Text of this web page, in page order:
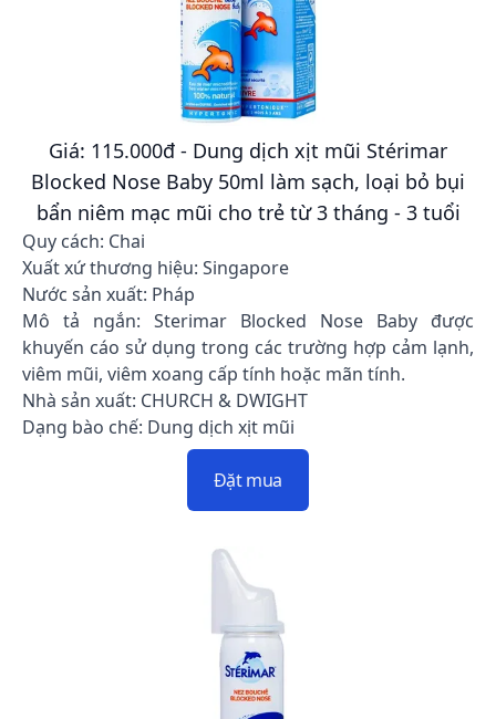
Giá: 115.000đ - Dung dịch xịt mũi Stérimar
Blocked Nose Baby 50ml làm sạch, loại bỏ bụi
bẩn niêm mạc mũi cho trẻ từ 3 tháng - 3 tuổi
Quy cách: Chai
Xuất xứ thương hiệu: Singapore
Nước sản xuất: Pháp
Mô tả ngắn: Sterimar Blocked Nose Baby được
khuyến cáo sử dụng trong các trường hợp cảm lạnh,
viêm mũi, viêm xoang cấp tính hoặc mãn tính.
Nhà sản xuất: CHURCH & DWIGHT
Dạng bào chế: Dung dịch xịt mũi
Đặt mua